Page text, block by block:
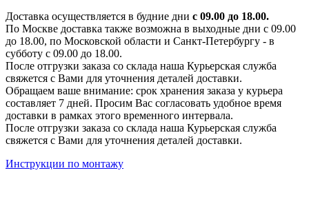
Доставка осуществляется в будние дни с 09.00 до 18.00.
По Москве доставка также возможна в выходные дни с 09.00
до 18.00, по Московской области и Санкт-Петербургу - в
субботу с 09.00 до 18.00.
После отгрузки заказа со склада наша Курьерская служба
свяжется с Вами для уточнения деталей доставки.
Обращаем ваше внимание: срок хранения заказа у курьера
составляет 7 дней. Просим Вас согласовать удобное время
доставки в рамках этого временного интервала.
После отгрузки заказа со склада наша Курьерская служба
свяжется с Вами для уточнения деталей доставки.
Инструкции по монтажу